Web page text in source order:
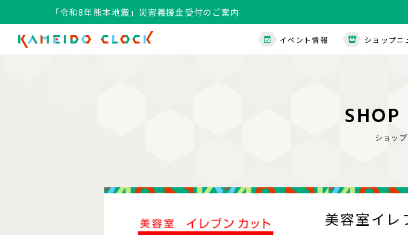
「令和8年熊本地震」災害義援金受付のご案内
イベント情報 ショップニ
SHOP
ショッ
美容室イレ